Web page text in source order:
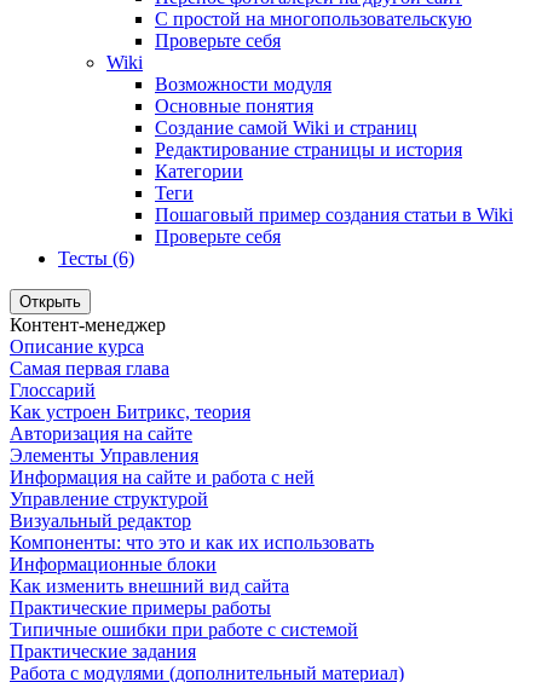
С простой на многопользовательскую
Проверьте себя
Wiki
Возможности модуля
Основные понятия
Создание самой Wiki и страниц
Редактирование страницы и история
Категории
Теги
Пошаговый пример создания статьи в Wiki
Проверьте себя
Тесты (6)
Открыть
Контент-менеджер
Описание курса
Самая первая глава
Глоссарий
Как устроен Битрикс, теория
Авторизация на сайте
Элементы Управления
Информация на сайте и работа с ней
Управление структурой
Визуальный редактор
Компоненты: что это и как их использовать
Информационные блоки
Как изменить внешний вид сайта
Практические примеры работы
Типичные ошибки при работе с системой
Практические задания
Работа с модулями (дополнительный материал)